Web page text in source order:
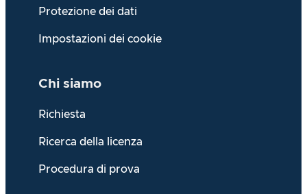
Protezione dei dati
Impostazioni dei cookie
Chi siamo
Richiesta
Ricerca della licenza
Procedura di prova